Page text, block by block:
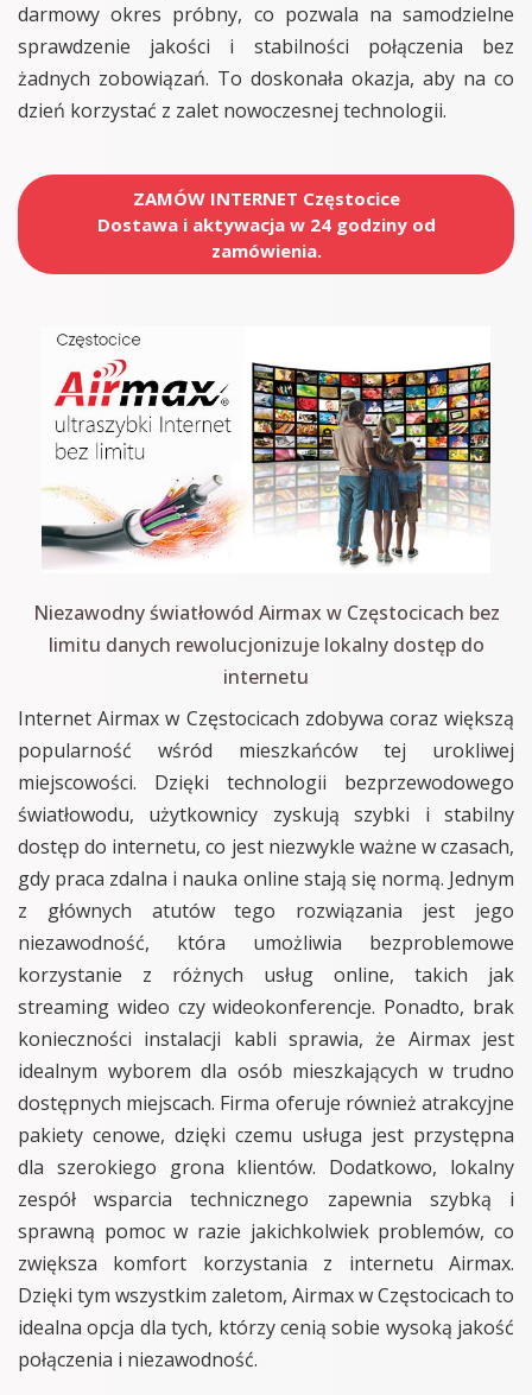
darmowy okres próbny, co pozwala na samodzielne
sprawdzenie jakości i stabilności połączenia bez
żadnych zobowiązań. To doskonała okazja, aby na co
dzień korzystać z zalet nowoczesnej technologii.
ZAMÓW INTERNET Częstocice
Dostawa i aktywacja w 24 godziny od
zamówienia.
Niezawodny światłowód Airmax w Częstocicach bez
limitu danych rewolucjonizuje lokalny dostęp do
internetu
Internet Airmax w Częstocicach zdobywa coraz większą
popularność wśród mieszkańców tej urokliwej
miejscowości. Dzięki technologii bezprzewodowego
światłowodu, użytkownicy zyskują szybki i stabilny
dostęp do internetu, co jest niezwykle ważne w czasach,
gdy praca zdalna i nauka online stają się normą. Jednym
z głównych atutów tego rozwiązania jest jego
niezawodność, która umożliwia bezproblemowe
korzystanie z różnych usług online, takich jak
streaming wideo czy wideokonferencje. Ponadto, brak
konieczności instalacji kabli sprawia, że Airmax jest
idealnym wyborem dla osób mieszkających w trudno
dostępnych miejscach. Firma oferuje również atrakcyjne
pakiety cenowe, dzięki czemu usługa jest przystępna
dla szerokiego grona klientów. Dodatkowo, lokalny
zespół wsparcia technicznego zapewnia szybką i
sprawną pomoc w razie jakichkolwiek problemów, co
zwiększa komfort korzystania z internetu Airmax.
Dzięki tym wszystkim zaletom, Airmax w Częstocicach to
idealna opcja dla tych, którzy cenią sobie wysoką jakość
połączenia i niezawodność.